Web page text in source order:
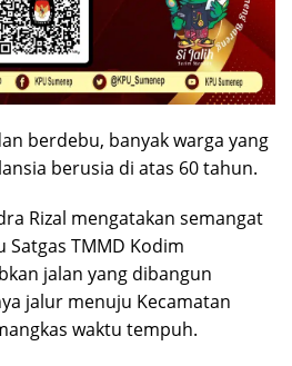
berdebu, banyak warga yang
berusia di atas 60 tahun.
Rizal mengatakan semangat
TMMD Kodim
jalan yang dibangun
jalur menuju Kecamatan
waktu tempuh.